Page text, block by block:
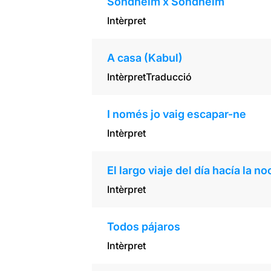
Intèrpret
A casa (Kabul)
IntèrpretTraducció
I només jo vaig escapar-ne
Intèrpret
El largo viaje del día hacía la
Intèrpret
Todos pájaros
Intèrpret